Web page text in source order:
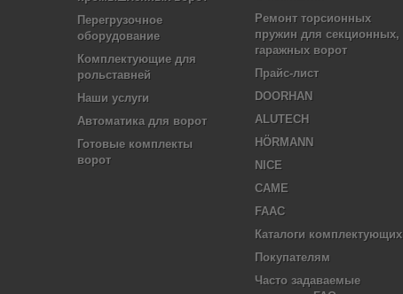
Перегрузочное
оборудование
Комплектующие для
рольставней
Наши услуги
Автоматика для ворот
Готовые комплекты
ворот
Ремонт торсионных
пружин для секционных,
гаражных ворот
Прайс-лист
DOORHAN
ALUTECH
HÖRMANN
NICE
CAME
FAAC
Каталоги комплектующих
Покупателям
Часто задаваемые